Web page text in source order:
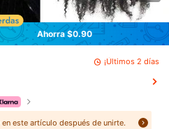
Ahorra $0.90
¡Últimos 2 días
en este artículo después de unirte.